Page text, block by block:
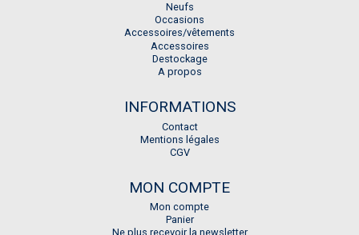
Neufs
Occasions
Accessoires/vêtements
Accessoires
Destockage
A propos
INFORMATIONS
Contact
Mentions légales
CGV
MON COMPTE
Mon compte
Panier
Ne plus recevoir la newsletter